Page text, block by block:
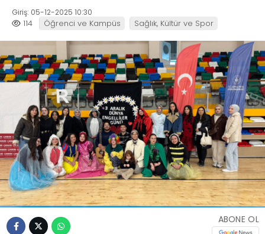
Giriş: 05-12-2025 10:30
114 Öğrenci ve Kampüs Sağlık, Kültür ve Spor
ABONE OL